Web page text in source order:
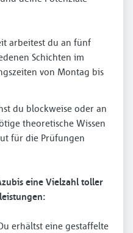
arbeitest du an fünf
Schichten im
von Montag bis
du blockweise oder an
theoretische Wissen
für die Prüfungen
eine Vielzahl toller
erhältst eine gestaffelte